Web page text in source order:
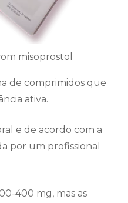
misoprostol
de comprimidos que
ativa.
e de acordo com a
por um profissional
400 mg, mas as